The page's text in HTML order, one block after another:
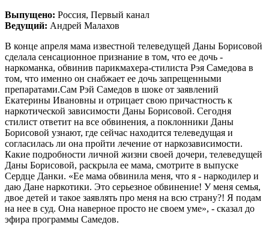
Выпущено: Россия, Первый канал
Ведущий: Андрей Малахов
В конце апреля мама известной телеведущей Даны Борисовой
сделала сенсационное признание в том, что ее дочь -
наркоманка, обвинив парикмахера-стилиста Рэя Самедова в
том, что именно он снабжает ее дочь запрещенными
препаратами.Сам Рэй Самедов в шоке от заявлений
Екатерины Ивановны и отрицает свою причастность к
наркотической зависимости Даны Борисовой. Сегодня
стилист ответит на все обвинения, а поклонники Даны
Борисовой узнают, где сейчас находится телеведущая и
согласилась ли она пройти лечение от наркозависимости.
Какие подробности личной жизни своей дочери, телеведущей
Даны Борисовой, раскрыла ее мама, смотрите в выпуске
Сердце Данки. «Ее мама обвинила меня, что я - наркодилер и
даю Дане наркотики. Это серьезное обвинение! У меня семья,
двое детей и такое заявлять про меня на всю страну?! Я подам
на нее в суд. Она наверное просто не своем уме», - сказал до
эфира программы Самедов.